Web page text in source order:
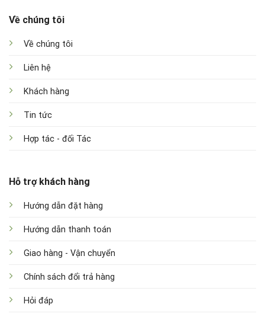
Về chúng tôi
Về chúng tôi
Liên hệ
Khách hàng
Tin tức
Hợp tác - đối Tác
Hỗ trợ khách hàng
Hướng dẫn đặt hàng
Hướng dẫn thanh toán
Giao hàng - Vận chuyển
Chính sách đổi trả hàng
Hỏi đáp